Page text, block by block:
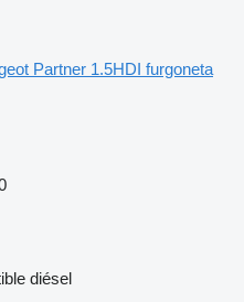
Partner 1.5HDI furgoneta
diésel